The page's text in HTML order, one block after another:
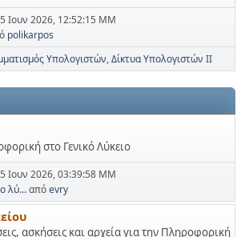
Ιουν 2026, 12:52:15 ΜΜ
polikarpos
Υπολογιστών Δίκτυα Υπολογιστών ΙΙ
στο Γενικό Λύκειο
Ιουν 2026, 03:39:58 ΜΜ
λύ...απόevry
ασκήσεις και αρχεία για την Πληροφορική